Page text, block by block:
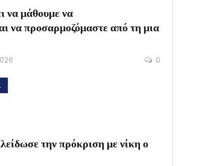
να μάθουμε να
να προσαρμοζόμαστε από τη μια
0
την πρόκριση με νίκη ο